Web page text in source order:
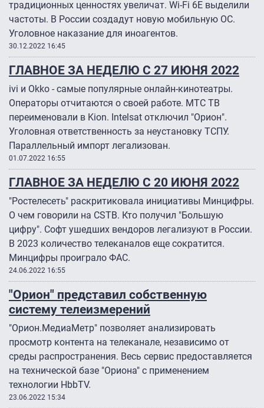
традиционных ценностях увеличат. Wi-Fi 6E выделили
частоты. В России создадут новую мобильную ОС.
Уголовное наказание для иноагентов.
30.12.2022 16:45
ГЛАВНОЕ ЗА НЕДЕЛЮ С 27 ИЮНЯ 2022
ivi и Оkko - самые популярные онлайн-кинотеатры.
Операторы отчитаются о своей работе. МТС ТВ
переименовали в Kion. Intelsat отключил "Орион".
Уголовная ответственность за неустановку ТСПУ.
Параллельный импорт легализован.
01.07.2022 16:55
ГЛАВНОЕ ЗА НЕДЕЛЮ С 20 ИЮНЯ 2022
"Ростелесеть" раскритиковала инициативы Минцифры.
О чем говорили на CSTB. Кто получил "Большую
цифру". Софт ушедших вендоров легализуют в России.
В 2023 количество телеканалов еще сократится.
Минцифры проиграло ФАС.
24.06.2022 16:55
"Орион" представил собственную
систему телеизмерений
"Орион.МедиаМетр" позволяет анализировать
просмотр контента на телеканале, независимо от
среды распространения. Весь сервис предоставляется
на технической базе "Ориона" с применением
технологии НbbТV.
23.06.2022 15:34